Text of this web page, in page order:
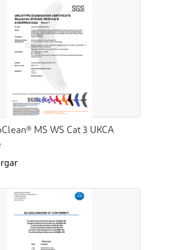
MS WS Cat 3 UKCA